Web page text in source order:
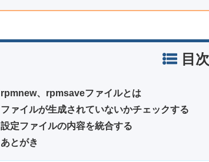
目次
rpmnew、rpmsaveファイルとは
ファイルが生成されていないかチェックする
設定ファイルの内容を統合する
あとがき